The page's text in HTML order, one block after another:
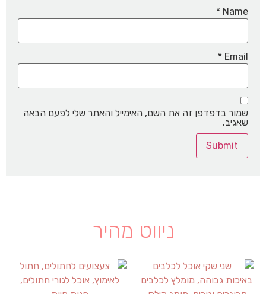
Name
*
Email
*
שמור בדפדפן זה את השם, האימייל והאתר שלי לפעם הבאה
שאגיב.
ניווט מהיר